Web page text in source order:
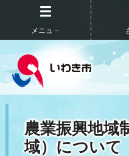
メニュ－
農業振興地域
域）について